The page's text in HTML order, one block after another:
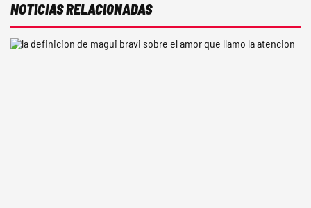
NOTICIAS RELACIONADAS